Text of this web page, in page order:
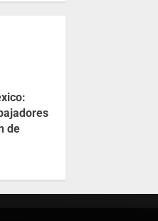
de